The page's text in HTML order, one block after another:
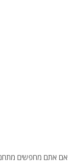
אם אתם מחפשים מתחם